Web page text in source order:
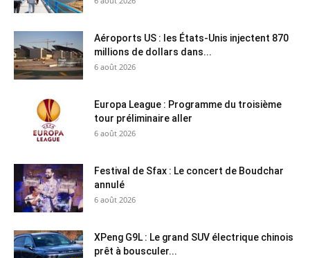
Aéroports US : les États-Unis injectent 870
millions de dollars dans...
6 août 2026
Europa League : Programme du troisième
tour préliminaire aller
6 août 2026
Festival de Sfax : Le concert de Boudchar
annulé
6 août 2026
XPeng G9L : Le grand SUV électrique chinois
prêt à bousculer...